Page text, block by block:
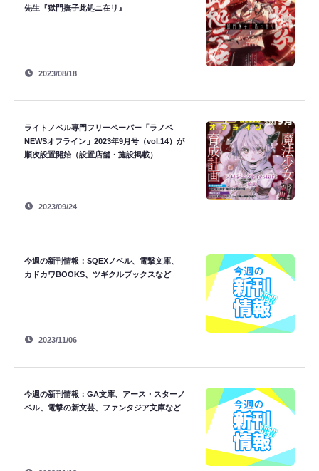
先生『獄門撫子此処ニ在リ』
2023/08/18
ライトノベル専門フリーペーパー「ラノベ
NEWSオフライン」2023年9月号（vol.14）が
順次設置開始（設置店舗・施設掲載）
2023/09/24
今週の新刊情報：SQEXノベル、電撃文庫、
カドカワBOOKS、ツギクルブックスなど
2023/11/06
今週の新刊情報：GA文庫、アース・スターノ
ベル、電撃の新文芸、ファンタジア文庫など